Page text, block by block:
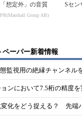
「想定外」の音質
PR(Marshall Group AB)
Sセン
ペーパー新着情報
監視用の絶縁チャンネル
ンにおいて7.5桁の精度
化をどう捉える？ 先端